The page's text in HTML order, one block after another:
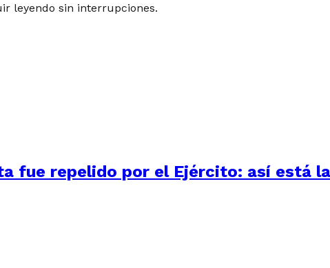
leyendo sin interrupciones.
fue repelido por el Ejército: así está